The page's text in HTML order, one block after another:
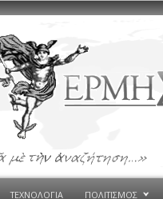
ΤΕΧΝΟΛΟΓΙΑ ΠΟΛΙΤΙΣΜΟΣ